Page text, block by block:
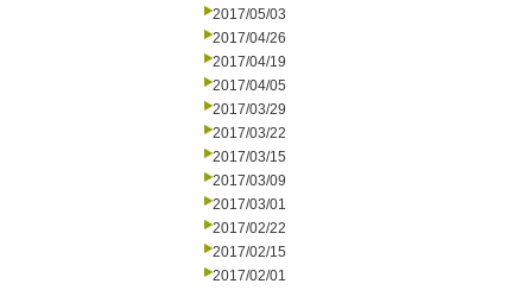
2017/05/03
2017/04/26
2017/04/19
2017/04/05
2017/03/29
2017/03/22
2017/03/15
2017/03/09
2017/03/01
2017/02/22
2017/02/15
2017/02/01